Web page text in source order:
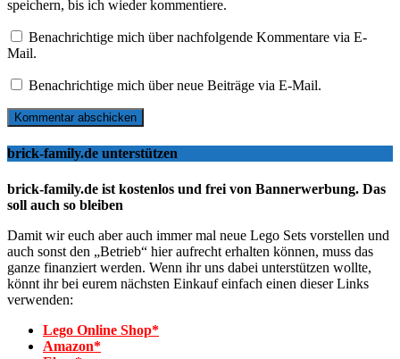
speichern, bis ich wieder kommentiere.
Benachrichtige mich über nachfolgende Kommentare via E-
Mail.
Benachrichtige mich über neue Beiträge via E-Mail.
brick-family.de unterstützen
brick-family.de ist kostenlos und frei von Bannerwerbung. Das
soll auch so bleiben
Damit wir euch aber auch immer mal neue Lego Sets vorstellen und
auch sonst den „Betrieb“ hier aufrecht erhalten können, muss das
ganze finanziert werden. Wenn ihr uns dabei unterstützen wollte,
könnt ihr bei eurem nächsten Einkauf einfach einen dieser Links
verwenden:
Lego Online Shop*
Amazon*